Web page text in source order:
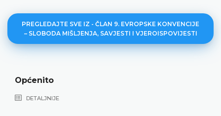
PREGLEDAJTE SVE IZ - ČLAN 9. EVROPSKE KONVENCIJE
– SLOBODA MIŠLJENJA, SAVJESTI I VJEROISPOVIJESTI
Općenito
DETALJNIJE